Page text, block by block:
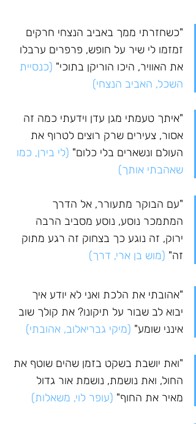
"כשחזרתי ממך באביב הנצחי חרקים
זמזמו לי שיר על חופש, פרפרים ערבלו
את האוויר, היכו הוריקן בתוכי" (כנסיית
השכל, האביב הנצחי)
"איתך טעמתי מגן עדן וידעתי כמה זה
אסור, צעירים שרק רוצים לטרוף את
העולם ונשארים בלי כלום" (לי בירן, כמו
שאהבתי אותך)
"עם הבוקר מתעורר, אל הדרך
המתמכר נוסע, נוסע מסביב הרבה
ירוק, זה נוגע כך בצחוק זה רגע מתוק
זה" (מוש בן ארי, דרך)
"אהובתי את הלכת ואני לא יודע איך
יבוא לב שבור על תיקונו? את קולך שוב
אינני שומע" (מיקי גבריאלוב, אהובתי)
"ואת יושבת בשקט בזמן שהים שוטף את
החול, ואת נושמת, נושמת אור גדול
מאיר את החוף" (עופר לוי, משאלות)